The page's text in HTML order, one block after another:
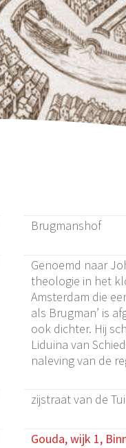
Brugmanshof
Genoemd naar
theologie in het
Amsterdam die
als Brugman’ is
ook dichter. Hij
Liduina van
naleving van de
zijstraat van de
Gouda, wijk 1,